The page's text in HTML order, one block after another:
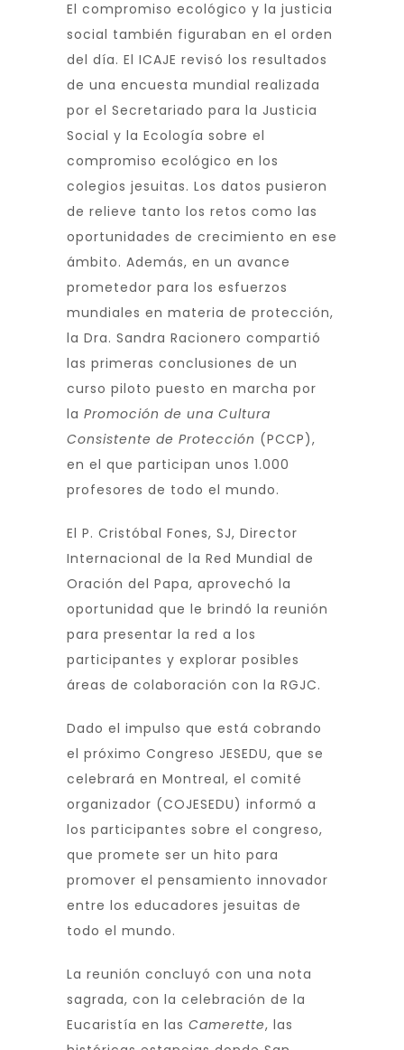
El compromiso ecológico y la justicia
social también figuraban en el orden
del día. El ICAJE revisó los resultados
de una encuesta mundial realizada
por el Secretariado para la Justicia
Social y la Ecología sobre el
compromiso ecológico en los
colegios jesuitas. Los datos pusieron
de relieve tanto los retos como las
oportunidades de crecimiento en ese
ámbito. Además, en un avance
prometedor para los esfuerzos
mundiales en materia de protección,
la Dra. Sandra Racionero compartió
las primeras conclusiones de un
curso piloto puesto en marcha por
la Promoción de una Cultura
Consistente de Protección (PCCP),
en el que participan unos 1.000
profesores de todo el mundo.
El P. Cristóbal Fones, SJ, Director
Internacional de la Red Mundial de
Oración del Papa, aprovechó la
oportunidad que le brindó la reunión
para presentar la red a los
participantes y explorar posibles
áreas de colaboración con la RGJC.
Dado el impulso que está cobrando
el próximo Congreso JESEDU, que se
celebrará en Montreal, el comité
organizador (COJESEDU) informó a
los participantes sobre el congreso,
que promete ser un hito para
promover el pensamiento innovador
entre los educadores jesuitas de
todo el mundo.
La reunión concluyó con una nota
sagrada, con la celebración de la
Eucaristía en las Camerette, las